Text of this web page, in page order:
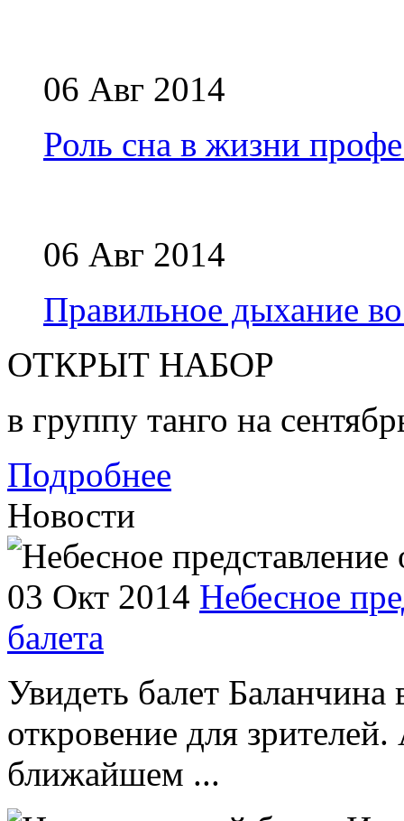
06 Авг 2014
Роль сна в жизни
06 Авг 2014
Правильное дыхание
ОТКРЫТ НАБОР
в группу танго на
Подробнее
Новости
03 Окт 2014 Небесное
балета
Увидеть балет
откровение для
ближайшем ...